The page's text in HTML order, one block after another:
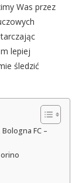
Was przez
lepiej
śledzić
FC –